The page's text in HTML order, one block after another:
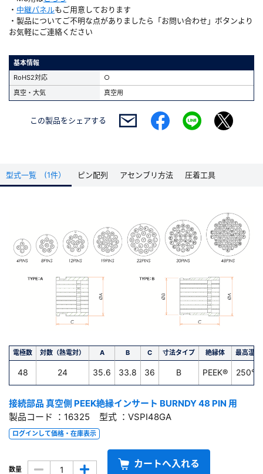
・ 中継パネルもご用意しております
・製品についてご不明な点がありましたら「お問い合わせ」ボタンより
お気軽にご連絡ください
基本情報
RoHS2対応
○
真空・大気
真空用
この製品をシェアする
型式一覧 (1件） ピン配列 アセンブリ方法 圧着工具
電極数 対数（熱電対） A B C 寸法タイプ 絶縁体 最高温度
48 24 35.6 33.8 36 B PEEK® 250℃
接続部品 真空側 PEEK絶縁インサート BURNDY 48 PIN 用
製品コード ：16325 型式 ：VSPI48GA
ログインして価格・在庫表示
数量 カートへ入れる